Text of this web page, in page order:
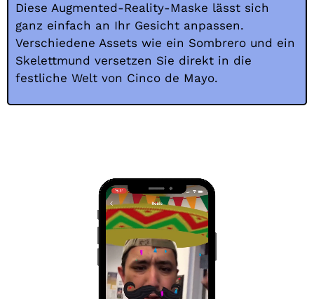
Diese Augmented-Reality-Maske lässt sich
ganz einfach an Ihr Gesicht anpassen.
Verschiedene Assets wie ein Sombrero und ein
Skelettmund versetzen Sie direkt in die
festliche Welt von Cinco de Mayo.